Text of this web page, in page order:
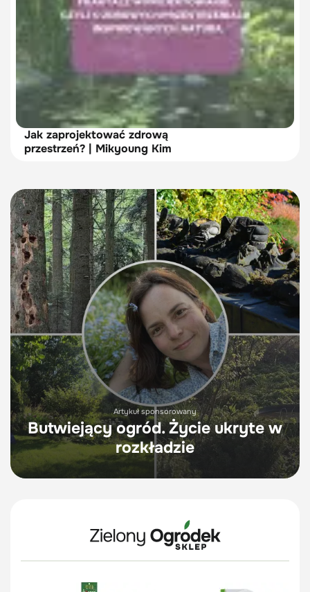
Jak zaprojektować zdrową
przestrzeń? | Mikyoung Kim
Artykuł sponsorowany
Butwiejący ogród. Życie ukryte w
rozkładzie